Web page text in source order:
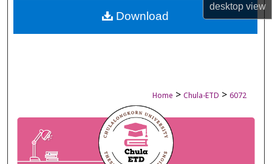
desktopview
Digital Commons Network™
Home > Chula-ETD > 6072
Download